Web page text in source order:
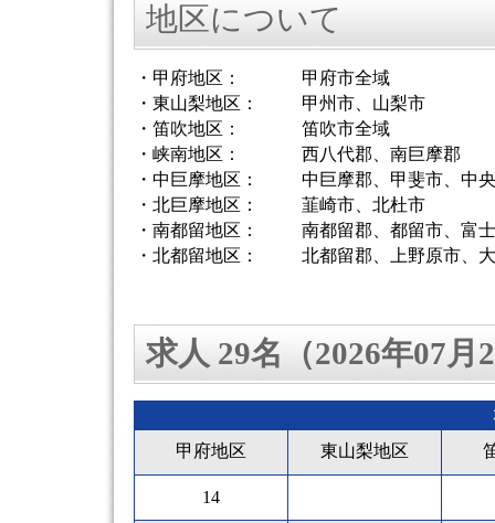
地区について
・甲府地区：
甲府市全域
・東山梨地区：
甲州市、山梨市
・笛吹地区：
笛吹市全域
・峡南地区：
西八代郡、南巨摩郡
・中巨摩地区：
中巨摩郡、甲斐市、中
・北巨摩地区：
韮崎市、北杜市
・南都留地区：
南都留郡、都留市、富
・北都留地区：
北都留郡、上野原市、
求人 29名（2026年07月
甲府地区
東山梨地区
14